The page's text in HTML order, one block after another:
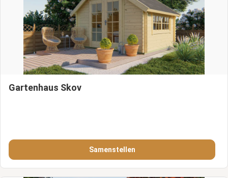
Gartenhaus Skov
Samenstellen